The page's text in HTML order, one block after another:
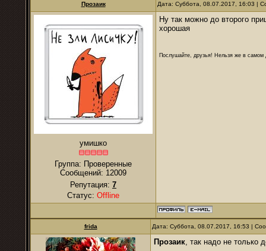
Прозаик Дата: Суббота, 08.07.2017, 16:03 |
умишко
Группа: Проверенные
Сообщений: 12009
Репутация: 7
Статус: Offline
Ну так можно до второго
хорошая
Послушайте, друзья! Нельзя же в самом
frida Дата: Суббота, 08.07.2017, 16:53 |
Прозаик, так надо не только